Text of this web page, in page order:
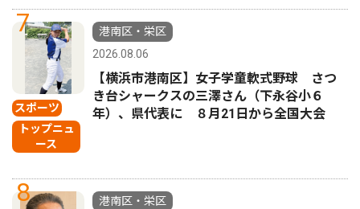
7
スポーツ
トップニュ
ース
港南区・栄区
2026.08.06
【横浜市港南区】女子学童軟式野球 さつ
き台シャークスの三澤さん（下永谷小６
年）、県代表に ８月21日から全国大会
8
港南区・栄区